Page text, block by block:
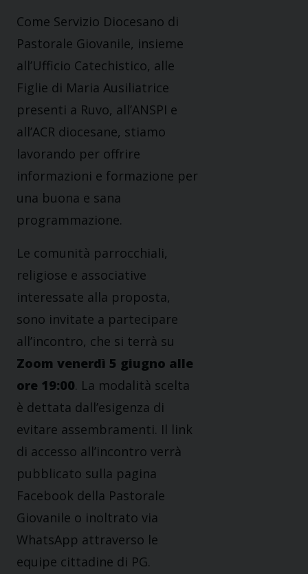
Come Servizio Diocesano di
Pastorale Giovanile, insieme
all’Ufficio Catechistico, alle
Figlie di Maria Ausiliatrice
presenti a Ruvo, all’ANSPI e
all’ACR diocesane, stiamo
lavorando per offrire
informazioni e formazione per
una buona e sana
programmazione.
Le comunità parrocchiali,
religiose e associative
interessate alla proposta,
sono invitate a partecipare
all’incontro, che si terrà su
Zoom venerdì 5 giugno alle
ore 19:00. La modalità scelta
è dettata dall’esigenza di
evitare assembramenti. Il link
di accesso all’incontro verrà
pubblicato sulla pagina
Facebook della Pastorale
Giovanile o inoltrato via
WhatsApp attraverso le
equipe cittadine di PG.